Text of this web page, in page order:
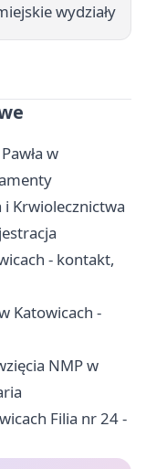
wydziały
w
Krwiolecznictwa
- kontakt,
Katowicach -
NMP w
Filia nr 24 -